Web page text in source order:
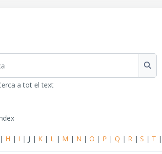
a tot el text
| H | I | J | K | L | M | N | O | P | Q | R | S | T |